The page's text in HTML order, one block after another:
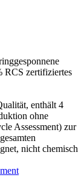
RCS zertifiziertes
enthält 4
ohne
Assessment) zur
nicht chemisch